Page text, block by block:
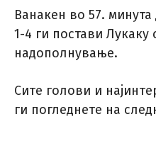
Ванакен во 57.
1-4 ги постави Лукаку
надополнување.
Сите голови и
ги погледнете на